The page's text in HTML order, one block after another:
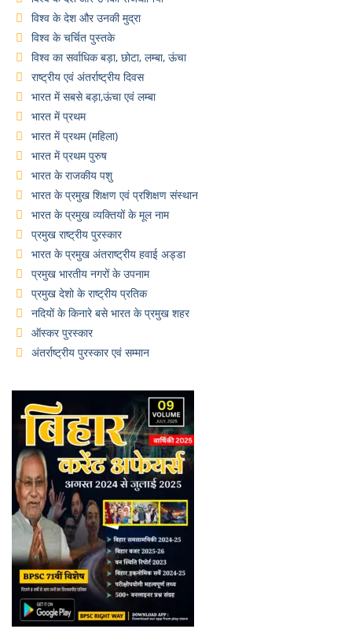
विश्व के देश और उनकी मुद्रा
विश्व के चर्चित पुस्तके
विश्व का सर्वाधिक बड़ा, छोटा, लम्बा, ऊंचा
राष्ट्रीय एवं अंतर्राष्ट्रीय दिवस
भारत में सबसे बड़ा,ऊंचा एवं लम्बा
भारत में प्रथम
भारत में प्रथम (महिला)
भारत में प्रथम पुरुष
भारत के राजकीय पशु
भारत के प्रमुख शिक्षण एवं प्रशिक्षण संस्थान
भारत के प्रमुख व्यक्तियों के मूल नाम
प्रमुख राष्ट्रीय पुरस्कार
भारत के प्रमुख अंतराष्ट्रीय हवाई अड्डा
प्रमुख भारतीय नगरों के उपनाम
प्रमुख देशो के राष्ट्रीय प्रतिक
नदियों के किनारे बसे भारत के प्रमुख शहर
ऑस्कर पुरस्कार
अंतर्राष्ट्रीय पुरस्कार एवं सम्मान